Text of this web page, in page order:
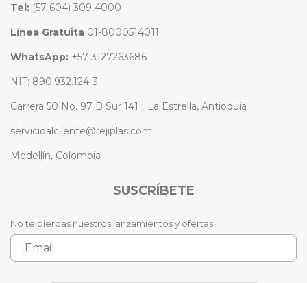
Tel: (57 604) 309 4000
Línea Gratuita 01-8000514011
WhatsApp: +57 3127263686
NIT: 890.932.124-3
Carrera 50 No. 97 B Sur 141 | La Estrella, Antioquia
servicioalcliente@rejiplas.com
Medellín, Colombia
SUSCRÍBETE
No te pierdas nuestros lanzamientos y ofertas.